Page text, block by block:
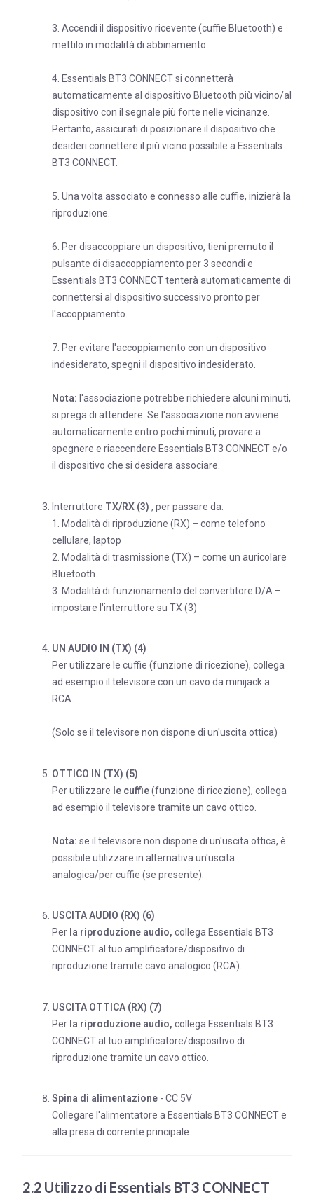
3. Accendi il dispositivo ricevente (cuffie Bluetooth) e
mettilo in modalità di abbinamento.
4. Essentials BT3 CONNECT si connetterà
automaticamente al dispositivo Bluetooth più vicino/al
dispositivo con il segnale più forte nelle vicinanze.
Pertanto, assicurati di posizionare il dispositivo che
desideri connettere il più vicino possibile a Essentials
BT3 CONNECT.
5. Una volta associato e connesso alle cuffie, inizierà la
riproduzione.
6. Per disaccoppiare un dispositivo, tieni premuto il
pulsante di disaccoppiamento per 3 secondi e
Essentials BT3 CONNECT tenterà automaticamente di
connettersi al dispositivo successivo pronto per
l'accoppiamento.
7. Per evitare l'accoppiamento con un dispositivo
indesiderato, spegni il dispositivo indesiderato.
Nota: l'associazione potrebbe richiedere alcuni minuti,
si prega di attendere. Se l'associazione non avviene
automaticamente entro pochi minuti, provare a
spegnere e riaccendere Essentials BT3 CONNECT e/o
il dispositivo che si desidera associare.
Interruttore TX/RX (3) , per passare da:
1. Modalità di riproduzione (RX) – come telefono
cellulare, laptop
2. Modalità di trasmissione (TX) – come un auricolare
Bluetooth.
3. Modalità di funzionamento del convertitore D/A –
impostare l'interruttore su TX (3)
UN AUDIO IN (TX) (4)
Per utilizzare le cuffie (funzione di ricezione), collega
ad esempio il televisore con un cavo da minijack a
RCA.
(Solo se il televisore non dispone di un'uscita ottica)
OTTICO IN (TX) (5)
Per utilizzare le cuffie(funzione di ricezione), collega
ad esempio il televisore tramite un cavo ottico.
Nota: se il televisore non dispone di un'uscita ottica, è
possibile utilizzare in alternativa un'uscita
analogica/per cuffie (se presente).
USCITA AUDIO (RX) (6)
Per la riproduzione audio, collega Essentials BT3
CONNECT al tuo amplificatore/dispositivo di
riproduzione tramite cavo analogico (RCA).
USCITA OTTICA (RX) (7)
Per la riproduzione audio, collega Essentials BT3
CONNECT al tuo amplificatore/dispositivo di
riproduzione tramite un cavo ottico.
Spina di alimentazione - CC 5V
Collegare l'alimentatore a Essentials BT3 CONNECT e
alla presa di corrente principale.
2.2 Utilizzo di Essentials BT3 CONNECT